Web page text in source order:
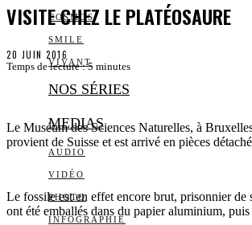
COSMOS
SMILE
VIVANT
NOS SÉRIES
MEDIAS
AUDIO
VIDÉO
PHOTO
INFOGRAPHIE
VISITE CHEZ LE PLATÉOSAURE
20 JUIN 2016
Temps de lecture :5 minutes
Le Muséum des Sciences Naturelles, à
provient de Suisse et est arrivé en pièces
Le fossile est en effet encore brut, prisonnier de
ont été emballés dans du papier aluminium,